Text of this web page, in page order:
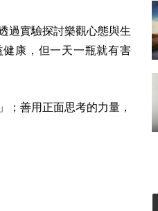
過實驗探討樂觀心態與生
康，但一天一瓶就有害
；善用正面思考的力量，